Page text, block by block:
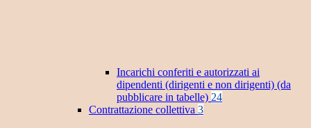
Incarichi conferiti e autorizzati ai
dipendenti (dirigenti e non dirigenti) (da
pubblicare in tabelle) 24
Contrattazione collettiva 3